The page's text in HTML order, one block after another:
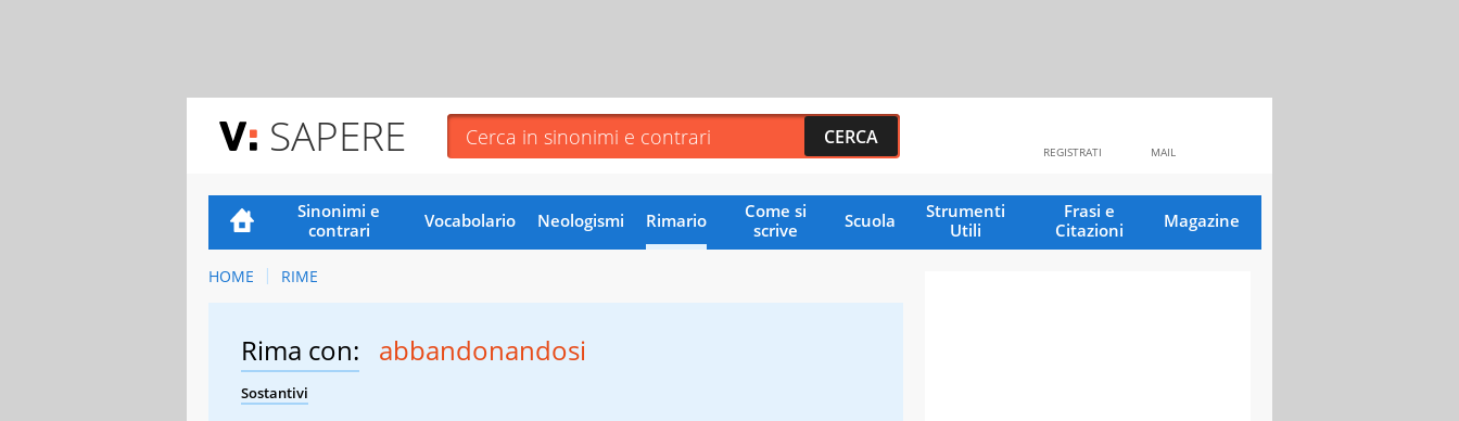
SAPERE MAIL
REGISTRATI
Sinonimi e
contrari
Vocabolario Neologismi Rimario
Come si
scrive
Scuola
Strumenti
Utili
Frasi e
Citazioni
Magazine
HOME RIME
Rima con: abbandonandosi
Sostantivi